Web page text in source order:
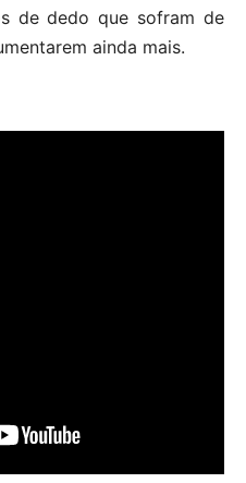
de dedo que sofram de
ainda mais.